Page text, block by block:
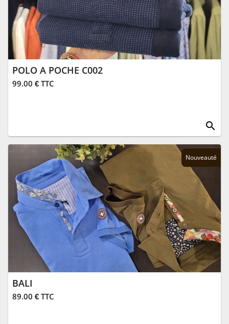
POLO A POCHE C002
99.00 € TTC
search
Nouveauté
BALI
89.00 € TTC